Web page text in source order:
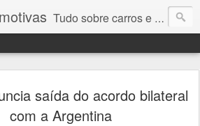
Tudo sobre carros e motores
saída do acordo bilateral
com a Argentina